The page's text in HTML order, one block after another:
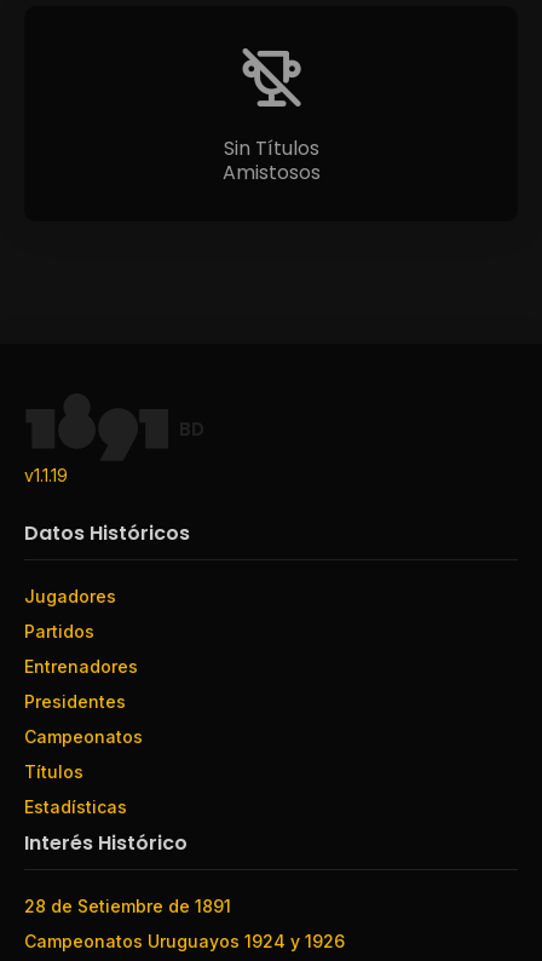
Sin Títulos
Amistosos
BD
v1.1.19
Datos Históricos
Jugadores
Partidos
Entrenadores
Presidentes
Campeonatos
Títulos
Estadísticas
Interés Histórico
28 de Setiembre de 1891
Campeonatos Uruguayos 1924 y 1926